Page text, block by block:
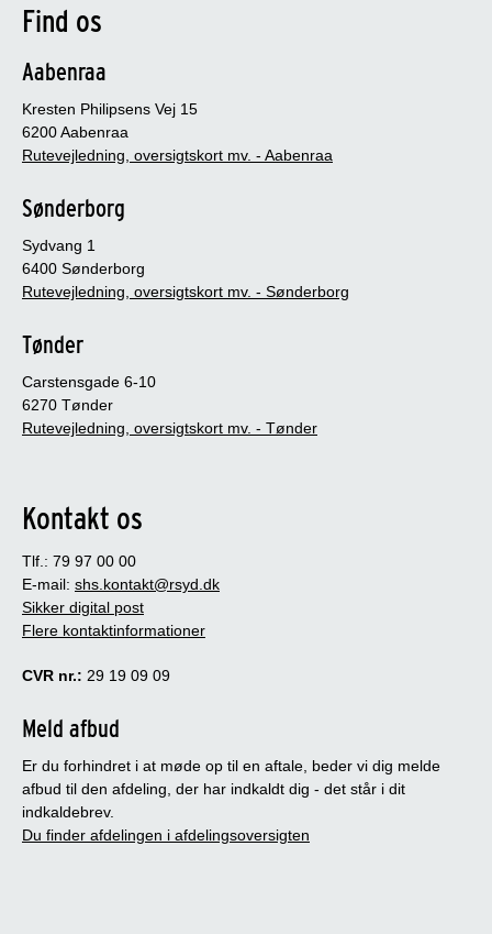
Find os
Aabenraa
Kresten Philipsens Vej 15
6200 Aabenraa
Rutevejledning, oversigtskort mv. - Aabenraa
Sønderborg
Sydvang 1
6400 Sønderborg
Rutevejledning, oversigtskort mv. - Sønderborg
Tønder
Carstensgade 6-10
6270 Tønder
Rutevejledning, oversigtskort mv. - Tønder
Kontakt os
Tlf.: 79 97 00 00
E-mail: shs.kontakt@rsyd.dk
Sikker digital post
Flere kontaktinformationer
CVR nr.: 29 19 09 09
Meld afbud
Er du forhindret i at møde op til en aftale, beder vi dig melde
afbud til den afdeling, der har indkaldt dig - det står i dit
indkaldebrev.
Du finder afdelingen i afdelingsoversigten